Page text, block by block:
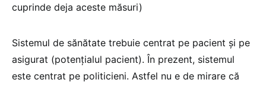
cuprinde deja aceste măsuri)
Sistemul de sănătate trebuie centrat pe pacient și pe
asigurat (potențialul pacient). În prezent, sistemul
este centrat pe politicieni. Astfel nu e de mirare că